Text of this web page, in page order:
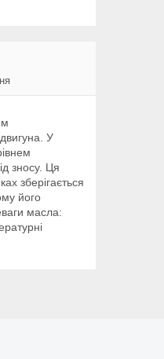
У
зносу. Ця
зберігається
його
масла: